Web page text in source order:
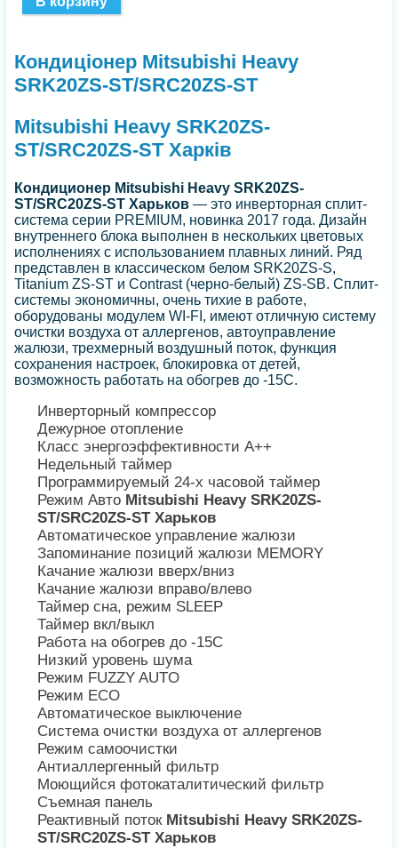
Кондиціонер Mitsubishi Heavy
SRK20ZS-ST/SRC20ZS-ST
Mitsubishi Heavy SRK20ZS-
ST/SRC20ZS-ST Харків
Кондиционер Mitsubishi Heavy SRK20ZS-
ST/SRC20ZS-ST Харьков — это инверторная сплит-
система серии PREMIUM, новинка 2017 года. Дизайн
внутреннего блока выполнен в нескольких цветовых
исполнениях с использованием плавных линий. Ряд
представлен в классическом белом SRK20ZS-S,
Titanium ZS-ST и Contrast (черно-белый) ZS-SB. Сплит-
системы экономичны, очень тихие в работе,
оборудованы модулем WI-FI, имеют отличную систему
очистки воздуха от аллергенов, автоуправление
жалюзи, трехмерный воздушный поток, функция
сохранения настроек, блокировка от детей,
возможность работать на обогрев до -15С.
Инверторный компрессор
Дежурное отопление
Класс энергоэффективности А++
Недельный таймер
Программируемый 24-х часовой таймер
Режим Авто Mitsubishi Heavy SRK20ZS-
ST/SRC20ZS-ST Харьков
Автоматическое управление жалюзи
Запоминание позиций жалюзи MEMORY
Качание жалюзи вверх/вниз
Качание жалюзи вправо/влево
Таймер сна, режим SLEEP
Таймер вкл/выкл
Работа на обогрев до -15С
Низкий уровень шума
Режим FUZZY AUTO
Режим ECO
Автоматическое выключение
Система очистки воздуха от аллергенов
Режим самоочистки
Антиаллергенный фильтр
Моющийся фотокаталитический фильтр
Съемная панель
Реактивный поток Mitsubishi Heavy SRK20ZS-
ST/SRC20ZS-ST Харьков